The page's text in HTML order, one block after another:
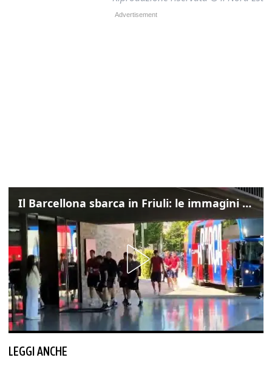
Il Barcellona sbarca in Friuli: le immagini dell'arrivo in albergo
LEGGI ANCHE